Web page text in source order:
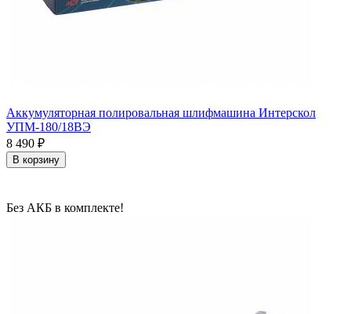
Аккумуляторная полировальная шлифмашина Интерскол
УПМ-180/18ВЭ
8 490 ₽
В корзину
Без АКБ в комплекте!